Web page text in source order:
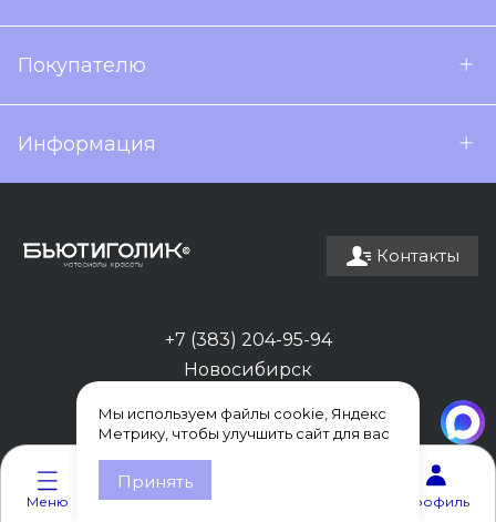
Меню Каталог Корзина Профиль
Покупателю
Информация
Контакты
+7 (383) 204-95-94
Новосибирск
Мы используем файлы cookie, Яндекс
Метрику, чтобы улучшить сайт для вас
Принять